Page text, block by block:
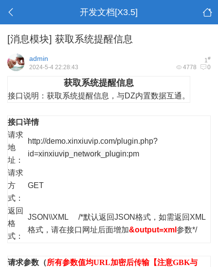
开发文档[X3.5]
[消息模块] 获取系统提醒信息
1#
admin
4778 0
2024-5-4 22:28:43
获取系统提醒信息
接口说明： 获取系统提醒信息，与DZ内置数据互通。
接口详情
请求
地
址：
http://demo.xinxiuvip.com/plugin.php?
id=xinxiuvip_network_plugin:pm
请求
方
式：
GET
返回
格
式：
JSON\\XML /*默认返回JSON格式，如需返回XML
格式，请在接口网址后面增加&output=xml 参数*/
请求参数（所有参数值均URL加密后传输【注意GBK与